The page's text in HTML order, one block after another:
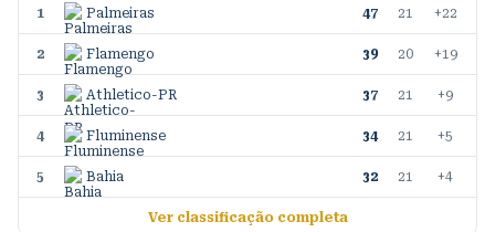
1 Palmeiras 47 21 +22
2 Flamengo 39 20 +19
3 Athletico-PR 37 21 +9
4 Fluminense 34 21 +5
5 Bahia 32 21 +4
Ver classificação completa